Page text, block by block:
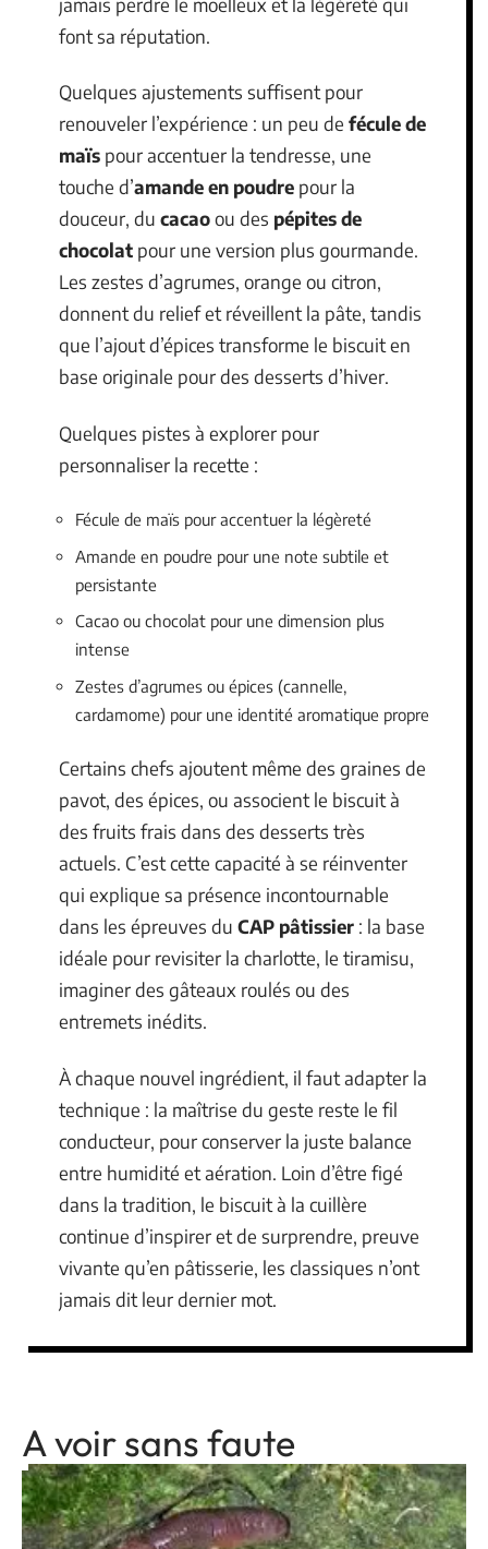
font sa réputation.
Quelques ajustements suffisent pour
renouveler l’expérience : un peu de fécule de
maïs pour accentuer la tendresse, une
touche d’amande en poudre pour la
douceur, du cacaoou des pépites de
chocolat pour une version plus gourmande.
Les zestes d’agrumes, orange ou citron,
donnent du relief et réveillent la pâte, tandis
que l’ajout d’épices transforme le biscuit en
base originale pour des desserts d’hiver.
Quelques pistes à explorer pour
personnaliser la recette :
Fécule de maïs pour accentuer la légèreté
Amande en poudre pour une note subtile et
persistante
Cacao ou chocolat pour une dimension plus
intense
Zestes d’agrumes ou épices (cannelle,
cardamome) pour une identité aromatique propre
Certains chefs ajoutent même des graines de
pavot, des épices, ou associent le biscuit à
des fruits frais dans des desserts très
actuels. C’est cette capacité à se réinventer
qui explique sa présence incontournable
dans les épreuves du CAP pâtissier : la base
idéale pour revisiter la charlotte, le tiramisu,
imaginer des gâteaux roulés ou des
entremets inédits.
À chaque nouvel ingrédient, il faut adapter la
technique : la maîtrise du geste reste le fil
conducteur, pour conserver la juste balance
entre humidité et aération. Loin d’être figé
dans la tradition, le biscuit à la cuillère
continue d’inspirer et de surprendre, preuve
vivante qu’en pâtisserie, les classiques n’ont
jamais dit leur dernier mot.
A voir sans faute